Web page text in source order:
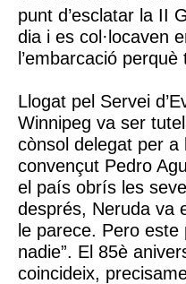
punt d’esclatar la II
dia i es col·locaven
l’embarcació
Llogat pel Servei
Winnipeg va ser
cònsol delegat per a
convençut Pedro
el país obrís les
després, Neruda va
le parece. Pero
nadie”. El 85è
coincideix,